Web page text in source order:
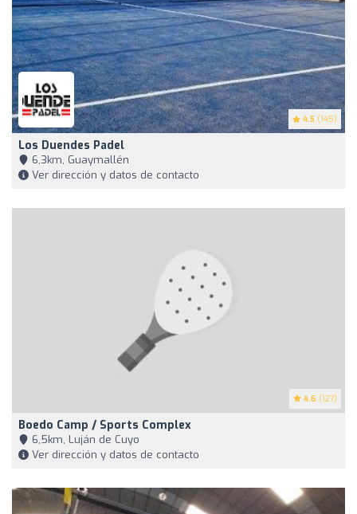
4.5 (145)
Los Duendes Padel
6,3km, Guaymallén
Ver dirección y datos de contacto
4.6 (127)
Boedo Camp / Sports Complex
6,5km, Luján de Cuyo
Ver dirección y datos de contacto